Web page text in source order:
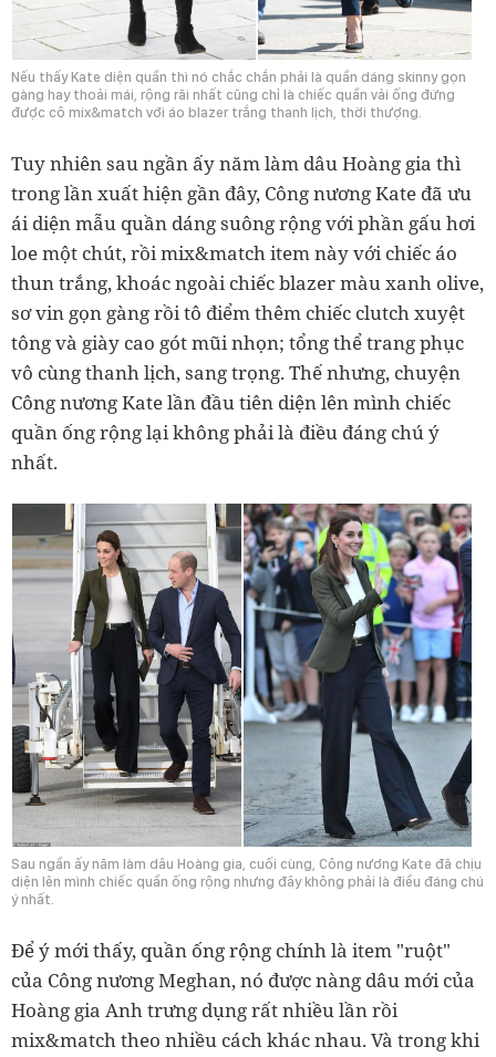
Nếu thấy Kate diện quần thì nó chắc chắn phải là quần dáng skinny gọn
gàng hay thoải mái, rộng rãi nhất cũng chỉ là chiếc quần vải ống đứng
được cô mix&match với áo blazer trắng thanh lịch, thời thượng.
Tuy nhiên sau ngần ấy năm làm dâu Hoàng gia thì
trong lần xuất hiện gần đây, Công nương Kate đã ưu
ái diện mẫu quần dáng suông rộng với phần gấu hơi
loe một chút, rồi mix&match item này với chiếc áo
thun trắng, khoác ngoài chiếc blazer màu xanh olive,
sơ vin gọn gàng rồi tô điểm thêm chiếc clutch xuyệt
tông và giày cao gót mũi nhọn; tổng thể trang phục
vô cùng thanh lịch, sang trọng. Thế nhưng, chuyện
Công nương Kate lần đầu tiên diện lên mình chiếc
quần ống rộng lại không phải là điều đáng chú ý
nhất.
Sau ngần ấy năm làm dâu Hoàng gia, cuối cùng, Công nương Kate đã chịu
diện lên mình chiếc quần ống rộng nhưng đây không phải là điều đáng chú
ý nhất.
Để ý mới thấy, quần ống rộng chính là item "ruột"
của Công nương Meghan, nó được nàng dâu mới của
Hoàng gia Anh trưng dụng rất nhiều lần rồi
mix&match theo nhiều cách khác nhau. Và trong khi